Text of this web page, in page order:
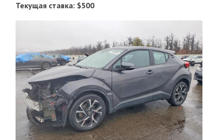
Текущая ставка: $500